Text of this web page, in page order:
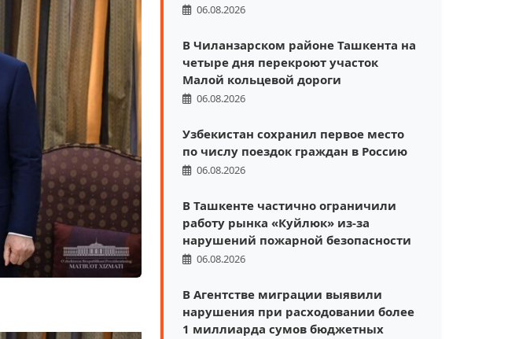
06.08.2026
В Чиланзарском районе Ташкента на
четыре дня перекроют участок
Малой кольцевой дороги
06.08.2026
Узбекистан сохранил первое место
по числу поездок граждан в Россию
06.08.2026
В Ташкенте частично ограничили
работу рынка «Куйлюк» из-за
нарушений пожарной безопасности
06.08.2026
В Агентстве миграции выявили
нарушения при расходовании более
1 миллиарда сумов бюджетных